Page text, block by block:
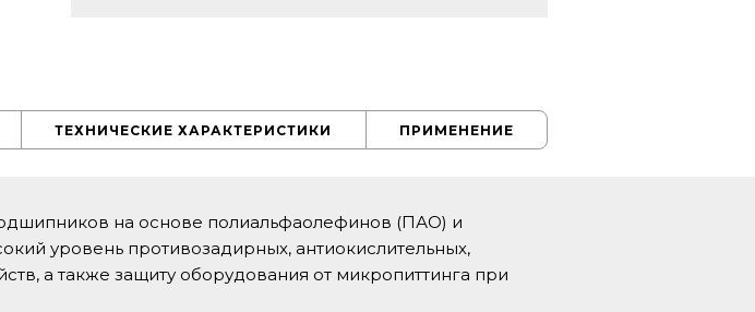
ТЕХНИЧЕСКИЕ ХАРАКТЕРИСТИКИ ПРИМЕНЕНИЕ
на основе полиальфаолефинов (ПАО) и
уровень противозадирных, антиокислительных,
а также защиту оборудования от микропиттинга при